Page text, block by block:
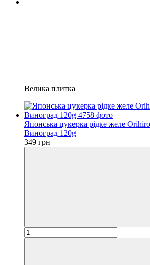
Велика плитка
Японська цукерка рідке желе
Виноград 120g
349 грн